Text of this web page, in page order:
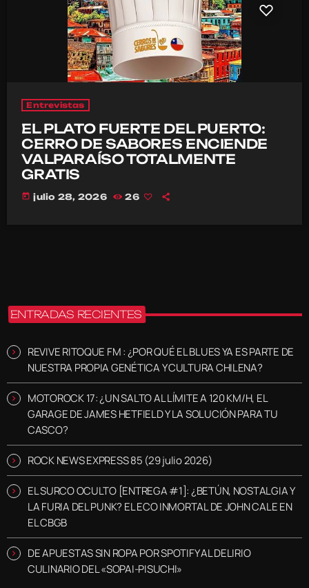
Entrevistas
EL PLATO FUERTE DEL PUERTO:
CERRO DE SABORES ENCIENDE
VALPARAÍSO TOTALMENTE
GRATIS
today julio 28, 2026 26
ENTRADAS RECIENTES
REVIVE RITOQUE FM : ¿POR QUÉ EL BLUES YA ES PARTE DE
NUESTRA PROPIA GENÉTICA Y CULTURA CHILENA?
MOTOROCK 17: ¿UN SALTO AL LÍMITE A 120 KM/H, EL
GARAGE DE JAMES HETFIELD Y LA SOLUCIÓN PARA TU
CASCO?
ROCK NEWS EXPRESS 85 (29 julio 2026)
EL SURCO OCULTO [ENTREGA #1]: ¿BETÚN, NOSTALGIA Y
LA FURIA DEL PUNK? EL ECO INMORTAL DE JOHN CALE EN
EL CBGB
DE APUESTAS SIN ROPA POR SPOTIFY AL DELIRIO
CULINARIO DEL «SOPAI-PISUCHI»